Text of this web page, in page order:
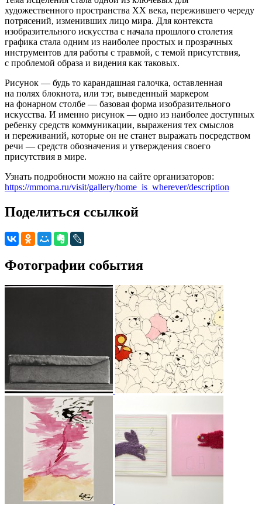
художественного пространства XX века, пережившего череду
потрясений, изменивших лицо мира. Для контекста
изобразительного искусства с начала прошлого столетия
графика стала одним из наиболее простых и прозрачных
инструментов для работы с травмой, с темой присутствия,
с проблемой образа и видения как таковых.
Рисунок — будь то карандашная галочка, оставленная
на полях блокнота, или тэг, выведенный маркером
на фонарном столбе — базовая форма изобразительного
искусства. И именно рисунок — одно из наиболее доступных
ребенку средств коммуникации, выражения тех смыслов
и переживаний, которые он не станет выражать посредством
речи — средств обозначения и утверждения своего
присутствия в мире.
Узнать подробности можно на сайте организаторов:
https://mmoma.ru/visit/gallery/home_is_wherever/description
Поделиться ссылкой
Фотографии события